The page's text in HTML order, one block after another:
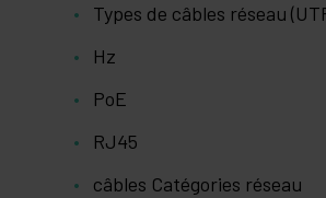
Types de câbles réseau
Hz
PoE
RJ45
câbles Catégories réseau